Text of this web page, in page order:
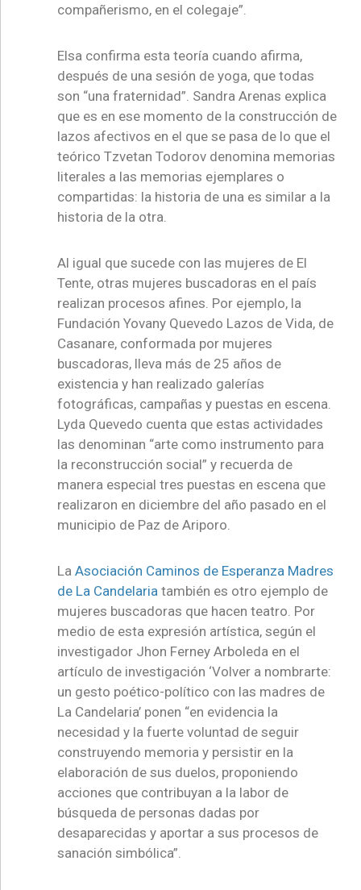
compañerismo, en el colegaje”.
Elsa confirma esta teoría cuando afirma,
después de una sesión de yoga, que todas
son “una fraternidad”. Sandra Arenas explica
que es en ese momento de la construcción de
lazos afectivos en el que se pasa de lo que el
teórico Tzvetan Todorov denomina memorias
literales a las memorias ejemplares o
compartidas: la historia de una es similar a la
historia de la otra.
Al igual que sucede con las mujeres de El
Tente, otras mujeres buscadoras en el país
realizan procesos afines. Por ejemplo, la
Fundación Yovany Quevedo Lazos de Vida, de
Casanare, conformada por mujeres
buscadoras, lleva más de 25 años de
existencia y han realizado galerías
fotográficas, campañas y puestas en escena.
Lyda Quevedo cuenta que estas actividades
las denominan “arte como instrumento para
la reconstrucción social” y recuerda de
manera especial tres puestas en escena que
realizaron en diciembre del año pasado en el
municipio de Paz de Ariporo.
La Asociación Caminos de Esperanza Madres
de La Candelaria también es otro ejemplo de
mujeres buscadoras que hacen teatro. Por
medio de esta expresión artística, según el
investigador Jhon Ferney Arboleda en el
artículo de investigación ‘Volver a nombrarte:
un gesto poético-político con las madres de
La Candelaria’ ponen “en evidencia la
necesidad y la fuerte voluntad de seguir
construyendo memoria y persistir en la
elaboración de sus duelos, proponiendo
acciones que contribuyan a la labor de
búsqueda de personas dadas por
desaparecidas y aportar a sus procesos de
sanación simbólica”.